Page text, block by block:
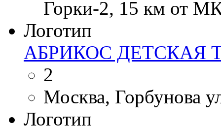
Горки-2, 15 км от
Логотип
АБРИКОС ДЕТСКАЯ
2
Москва, Горбунова
Логотип